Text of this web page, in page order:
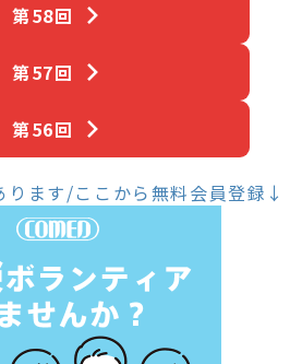
第58回
第57回
第56回
ます/ここから無料会員登録↓